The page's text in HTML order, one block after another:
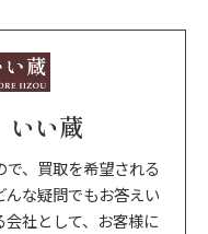
い蔵
、買取を希望される
な疑問でもお答えい
社として、お客様に